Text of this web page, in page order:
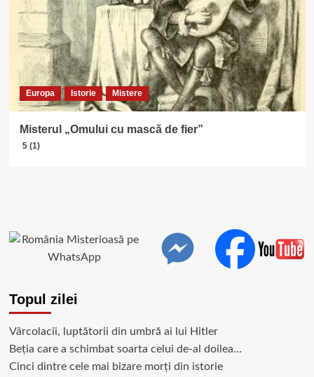
Europa Istorie Mistere
Misterul „Omului cu mască de fier”
5 (1)
Topul zilei
Vârcolacii, luptătorii din umbră ai lui Hitler
Beția care a schimbat soarta celui de-al doilea…
Cinci dintre cele mai bizare morți din istorie